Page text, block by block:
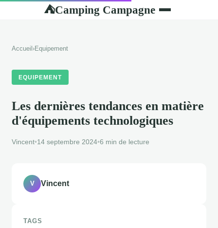
⛺Camping Campagne
Accueil ›Equipement
EQUIPEMENT
Les dernières tendances en matière
d'équipements technologiques
Vincent•14 septembre 2024•6 min de lecture
V Vincent
TAGS